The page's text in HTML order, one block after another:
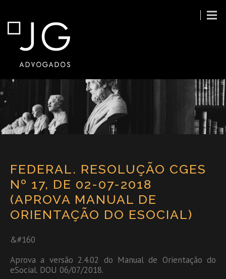
FEDERAL. RESOLUÇÃO CGES
Nº 17, DE 02-07-2018
(APROVA MANUAL DE
ORIENTAÇÃO DO ESOCIAL)
&#160
Aprova a versão 2.4.02 do Manual de Orientação do
eSocial. DOU 06/07/2018.